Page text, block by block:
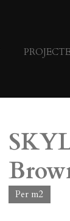
Per m2